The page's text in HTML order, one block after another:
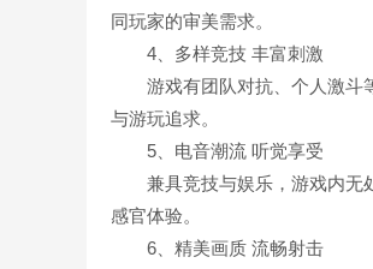
同玩家的审美需求。
4、多样竞技 丰富刺激
游戏有团队对抗、个人激斗等
与游玩追求。
5、电音潮流 听觉享受
兼具竞技与娱乐，游戏内无处
感官体验。
6、精美画质 流畅射击